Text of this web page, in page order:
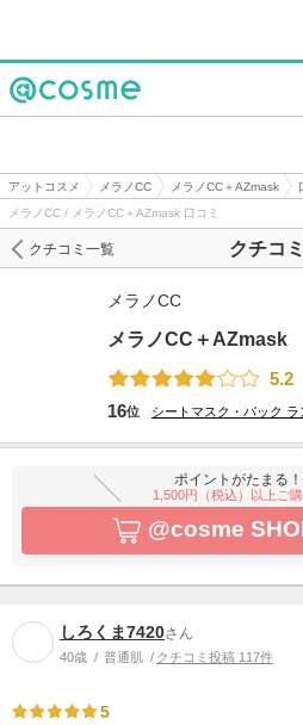
アットコスメ メラノCC メラノCC＋AZmask
メラノCC / メラノCC＋AZmask 口コミ
クチコミ
クチコミ一覧
メラノCC
メラノCC＋AZmask
5.2
16位 シートマスク・パック ラ
ポイントがたまる！
1,500円（税込）以上ご
@cosme
しろくま7420さん
40歳 普通肌 クチコミ投稿 117件
5